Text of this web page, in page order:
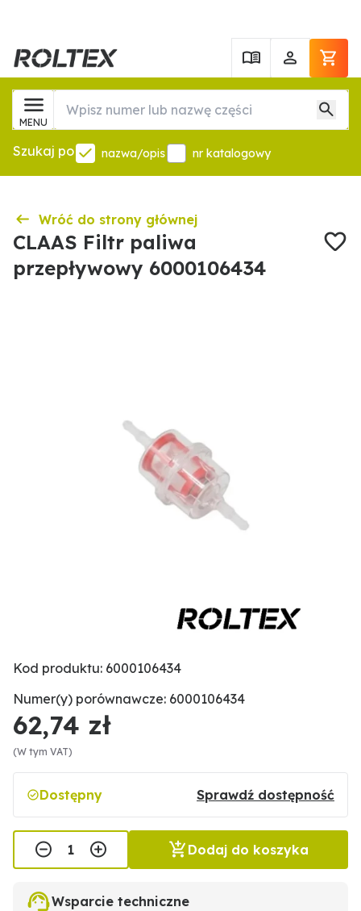
MENU
Szukaj po nazwa/opis nr katalogowy
Wróć do strony głównej
CLAAS Filtr paliwa
przepływowy 6000106434
Kod produktu: 6000106434
Numer(y) porównawcze: 6000106434
62,74 zł
(W tym VAT)
Dostępny Sprawdź dostępność
Dodaj do koszyka
Wsparcie techniczne